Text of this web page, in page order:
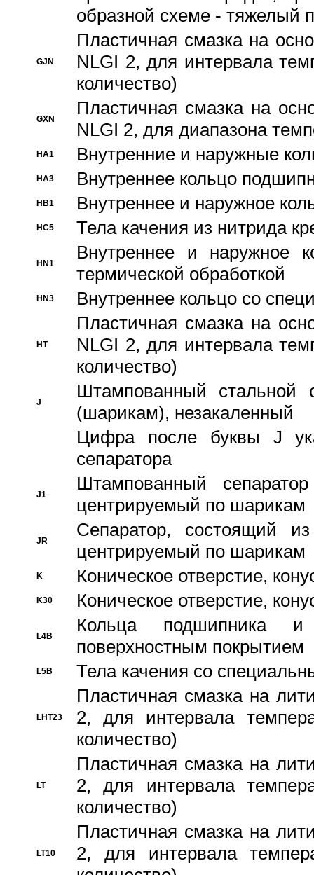
образной схеме - тяжелый
GJN
Пластичная смазка на
NLGI 2, для интервала
количество)
GXN
Пластичная смазка на
NLGI 2, для диапазона
HA1 Внутренние и наружные
HA3 Bнутреннее кольцо
HB1 Bнутреннее и наружное
HC5 Тела качения из нитрида
HN1
Bнутреннее и наружное
термической обработкой
HN3 Внутреннее кольцо со
HT
Пластичная смазка на
NLGI 2, для интервала
количество)
J
Штампованный стальной
(шарикам), незакаленный
Цифра после буквы J
сепаратора
J1
Штампованный
центрируемый по шарикам
JR
Сепаратор, состоящий
центрируемый по шарикам
K Коническое отверстие,
K30 Коническое отверстие,
L4B
Кольца подшипника
поверхностным покрытием
L5B Тела качения со
LHT23
Пластичная смазка на
2, для интервала
количество)
LT
Пластичная смазка на
2, для интервала
количество)
LT10
Пластичная смазка на
2, для интервала